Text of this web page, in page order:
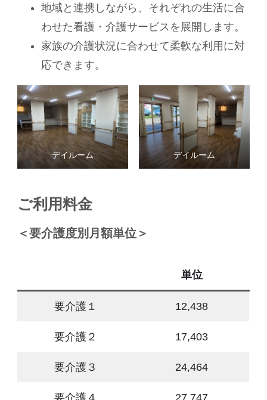
地域と連携しながら、それぞれの生活に合
わせた看護・介護サービスを展開します。
家族の介護状況に合わせて柔軟な利用に対
応できます。
デイルーム デイルーム
ご利用料金
＜要介護度別月額単位＞
単位
要介護１ 12,438
要介護２ 17,403
要介護３ 24,464
要介護４ 27,747